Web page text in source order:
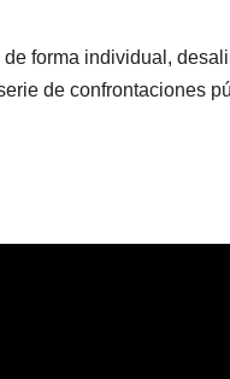
forma individual,
de confrontaciones